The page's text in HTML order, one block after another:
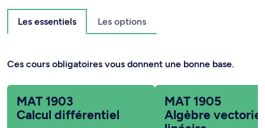
Les essentiels Les options
Ces cours obligatoires vous donnent une bonne base.
MAT 1903
Calcul différentiel
MAT 1905
Algèbre